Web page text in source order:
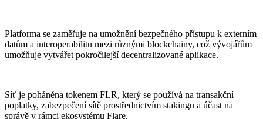
Platforma se zaměřuje na umožnění bezpečného přístupu k externím
datům a interoperabilitu mezi různými blockchainy, což vývojářům
umožňuje vytvářet pokročilejší decentralizované aplikace.
Síť je poháněna tokenem FLR, který se používá na transakční
poplatky, zabezpečení sítě prostřednictvím stakingu a účast na
správě v rámci ekosystému Flare.